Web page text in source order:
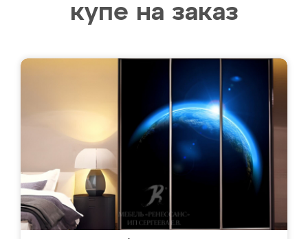
купе на заказ